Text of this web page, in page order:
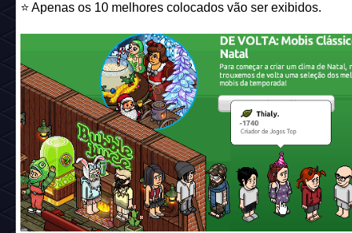
⭐️ Apenas os 10 melhores colocados vão ser exibidos.